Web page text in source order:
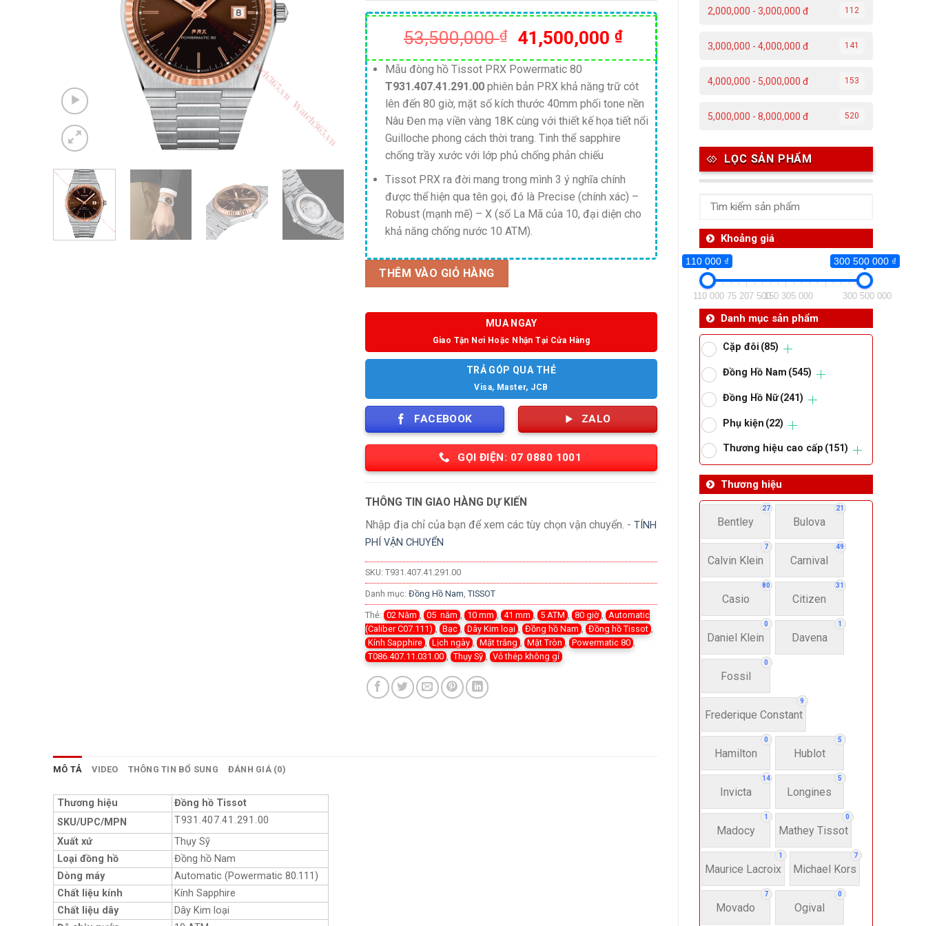
2,000,000 - 3,000,000 đ 112
3,000,000 - 4,000,000 đ 141
4,000,000 - 5,000,000 đ 153
5,000,000 - 8,000,000 đ 520
LỌC SẢN PHẨM
Khoảng giá
110 000 ₫ 300 500 000 ₫
110 000 75 207 500150 305 000 300 500 000
Danh mục sản phẩm
Cặp đôi (85)
Đồng Hồ Nam (545)
Đồng Hồ Nữ (241)
Phụ kiện (22)
Thương hiệu cao cấp (151)
Thương hiệu
27
Bentley
21
Bulova
7
Calvin Klein
49
Carnival
80
Casio
31
Citizen
0
Daniel Klein
1
Davena
0
Fossil
9
Frederique Constant
0
Hamilton
5
Hublot
14
Invicta
5
Longines
1
Madocy
0
Mathey Tissot
1
Maurice Lacroix
7
Michael Kors
7
Movado
0
Ogival
53,500,000₫
Giá
gốc
là:
53,500,000 ₫.
41,500,000 ₫Giá
hiện
là:
41,500,000 ₫.
Mẫu đòng hồ Tissot PRX Powermatic 80
T931.407.41.291.00 phiên bản PRX khả năng trữ cót
lên đến 80 giờ, mặt số kích thước 40mm phối tone nền
Nâu Đen mạ viền vàng 18K cùng với thiết kế họa tiết nổi
Guilloche phong cách thời trang. Tinh thể sapphire
chống trầy xước với lớp phủ chống phản chiếu
Tissot PRX ra đời mang trong mình 3 ý nghĩa chính
được thể hiện qua tên gọi, đó là Precise (chính xác) –
Robust (mạnh mẽ) – X (số La Mã của 10, đại diện cho
khả năng chống nước 10 ATM).
THÊM VÀO GIỎ HÀNG
MUA NGAY
Giao Tận Nơi Hoặc Nhận Tại Cửa Hàng
TRẢ GÓP QUA THẺ
Visa, Master, JCB
FACEBOOK ZALO
GỌI ĐIỆN: 07 0880 1001
THÔNG TIN GIAO HÀNG DỰ KIẾN
Nhập địa chỉ của bạn để xem các tùy chọn vận chuyển. -TÍNH
PHÍ VẬN CHUYỂN
SKU:T931.407.41.291.00
Danh mục:Đồng Hồ Nam,TISSOT
Thẻ: 02 Năm , 05 năm , 10 mm , 41 mm , 5 ATM , 80 giờ , Automatic
(Caliber C07.111) , Bạc , Dây Kim loại , Đồng hồ Nam , Đồng hồ Tissot ,
Kính Sapphire , Lịch ngày , Mặt trắng , Mặt Tròn , Powermatic 80 ,
T086.407.11.031.00 , Thụy Sỹ , Vỏ thép không gỉ
MÔ TẢ VIDEO THÔNG TIN BỔ SUNG ĐÁNH GIÁ (0)
Thương hiệu
Đồng hồ Tissot
SKU/UPC/MPN
T931.407.41.291.00
Xuất xứ
Thụy Sỹ
Loại đồng hồ
Đồng hồ Nam
Dòng máy
Automatic (Powermatic 80.111)
Chất liệu kính
Kính Sapphire
Chất liệu dây
Dây Kim loại